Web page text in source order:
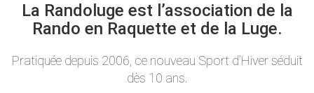
La Randoluge est l’association de la
Rando en Raquette et de la Luge.
Pratiquée depuis 2006, ce nouveau Sport d’Hiver séduit
dès 10 ans.